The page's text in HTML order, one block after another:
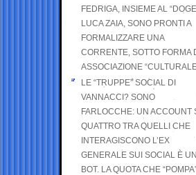
FEDRIGA, INSIEME AL
LUCA ZAIA, SONO PRONTI A
FORMALIZZARE UNA
CORRENTE, SOTTO FORMA
ASSOCIAZIONE
LE “TRUPPE” SOCIAL DI
VANNACCI? SONO
FARLOCCHE: UN ACCOUNT
QUATTRO TRA QUELLI CHE
INTERAGISCONO L’EX
GENERALE SUI SOCIAL È UN
BOT. LA QUOTA CHE “POMPA”